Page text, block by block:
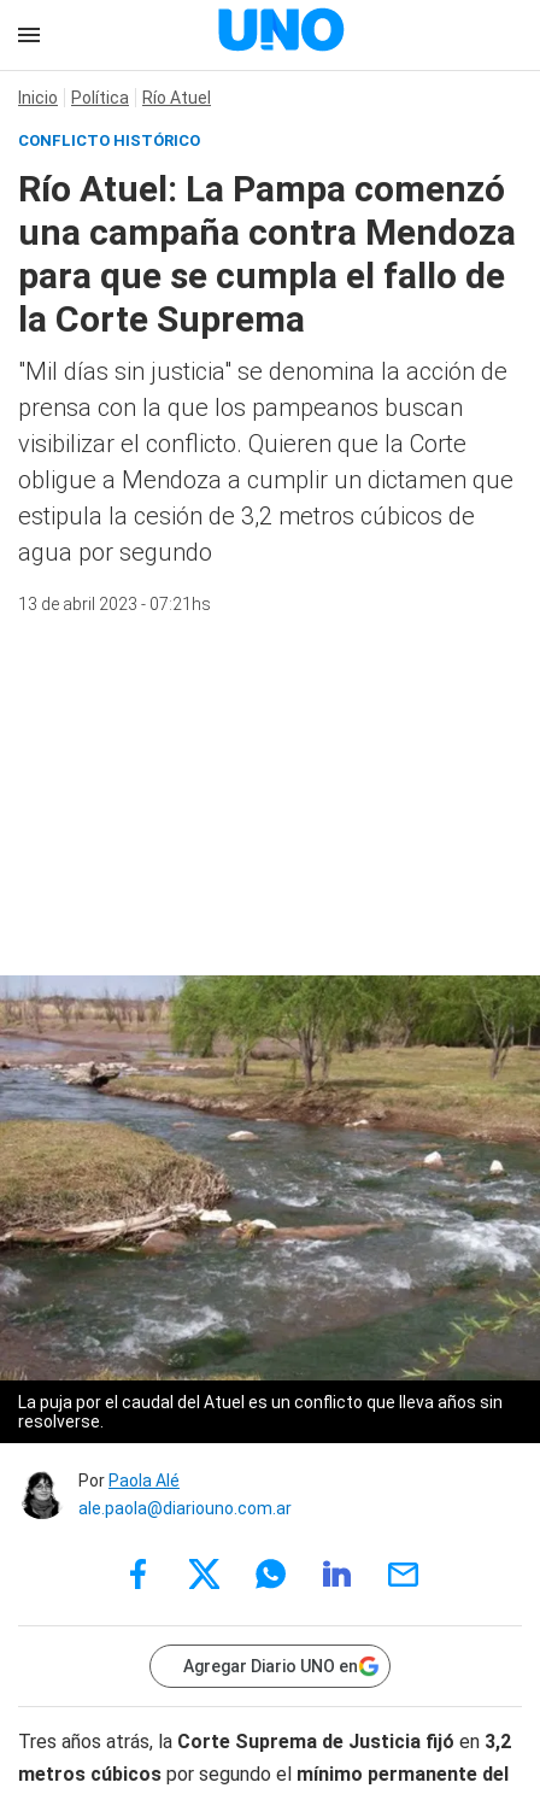
Inicio Política Río Atuel
CONFLICTO HISTÓRICO
Río Atuel: La Pampa comenzó
una campaña contra Mendoza
para que se cumpla el fallo de
la Corte Suprema
"Mil días sin justicia" se denomina la acción de
prensa con la que los pampeanos buscan
visibilizar el conflicto. Quieren que la Corte
obligue a Mendoza a cumplir un dictamen que
estipula la cesión de 3,2 metros cúbicos de
agua por segundo
13 de abril 2023 - 07:21hs
La puja por el caudal del Atuel es un conflicto que lleva años sin
resolverse.
Por Paola Alé
ale.paola@diariouno.com.ar
Agregar Diario UNO en
Tres años atrás, la Corte Suprema de Justicia fijó en 3,2
metros cúbicos por segundo el mínimo permanente del